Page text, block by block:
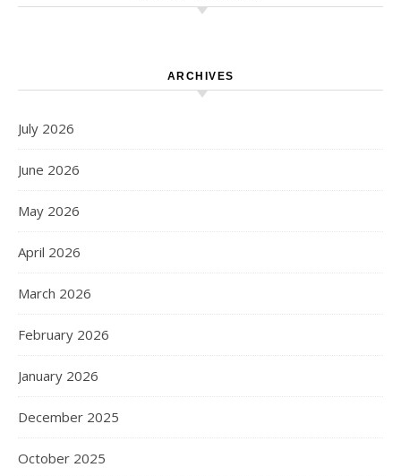
ARCHIVES
July 2026
June 2026
May 2026
April 2026
March 2026
February 2026
January 2026
December 2025
October 2025